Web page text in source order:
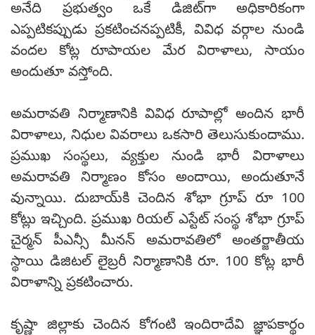
అనేది ప్రభుత్వం ఒకే డిజిట్‌గా అధికారికంగా
ఎప్పటికప్పుడు ప్రకటించనప్పటికీ, వివిధ వర్గాల నుండి
వందల కోట్ల రూపాయల మేర విరాళాలు, సాయం
అందుతూ వస్తోంది.
అమరావతి నిర్మాణానికి వివిధ రూపాల్లో అందిన భారీ
విరాళాలు, నిధుల వివరాలు ఒకసారి తెలుసుకుందాము.
ప్రముఖ సంస్థలు, వ్యక్తుల నుండి భారీ విరాళాలు
అమరావతి నిర్మాణం కోసం అందాయి, అందుతూనే
వున్నాయి. దుబాయ్‌కి చెందిన శోభా గ్రూప్ రూ 100
కోట్లు ఇచ్చింది. ప్రముఖ రియల్ ఎస్టేట్ సంస్థ శోభా గ్రూప్
చైర్మన్ పీఎన్సీ మీనన్ అమరావతిలో అంతర్జాతీయ
స్థాయి డిజిటల్ లైబ్రరీ నిర్మాణానికి రూ. 100 కోట్ల భారీ
విరాళాన్ని ప్రకటించారు.
కృష్ణా జిల్లాకు చెందిన కోగంటి ఇందిరాదేవి జ్ఞాపకార్థం